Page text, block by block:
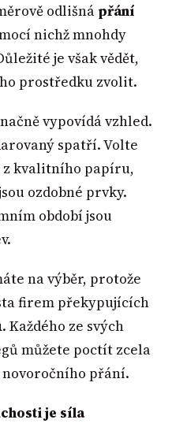
odlišnápřání
nichž mnohdy
je však vědět,
prostředku zvolit.
vypovídá vzhled.
spatří. Volte
kvalitního papíru,
ozdobné prvky.
období jsou
na výběr, protože
firem překypujících
. Každého ze svých
můžete poctít zcela
přání.
je síla